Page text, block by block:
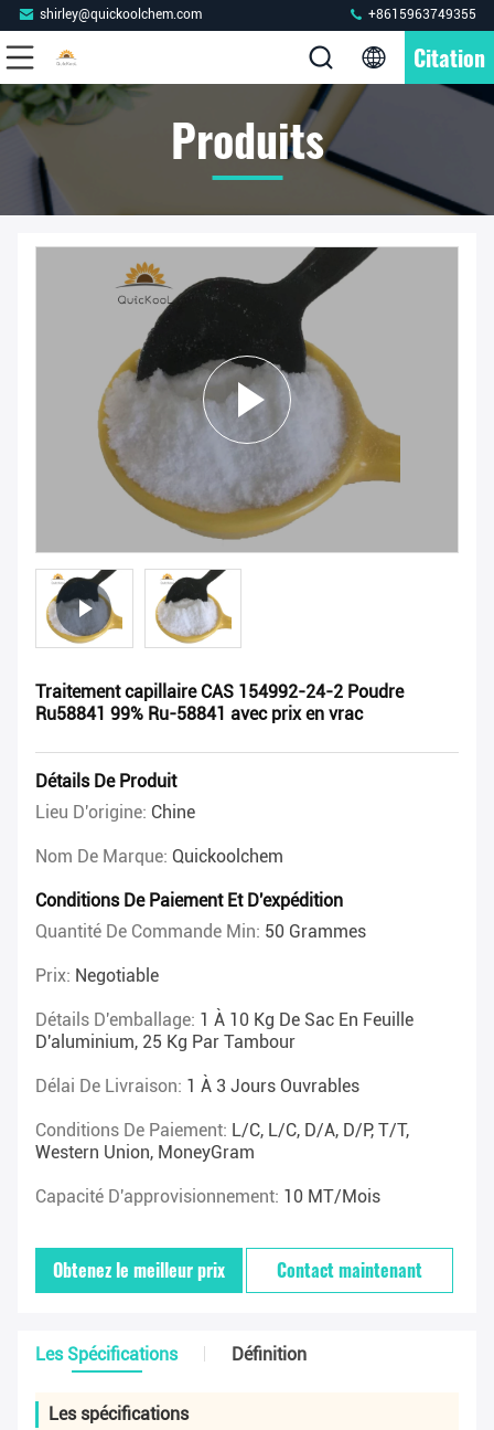
shirley@quickoolchem.com +8615963749355
Citation
Produits
Traitement capillaire CAS 154992-24-2 Poudre
Ru58841 99% Ru-58841 avec prix en vrac
Détails De Produit
Lieu D'origine: Chine
Nom De Marque: Quickoolchem
Conditions De Paiement Et D'expédition
Quantité De Commande Min: 50 Grammes
Prix: Negotiable
Détails D'emballage: 1 À 10 Kg De Sac En Feuille
D'aluminium, 25 Kg Par Tambour
Délai De Livraison: 1 À 3 Jours Ouvrables
Conditions De Paiement: L/C, L/C, D/A, D/P, T/T,
Western Union, MoneyGram
Capacité D'approvisionnement: 10 MT/mois
Obtenez le meilleur prix Contact maintenant
Les Spécifications Définition
Les spécifications